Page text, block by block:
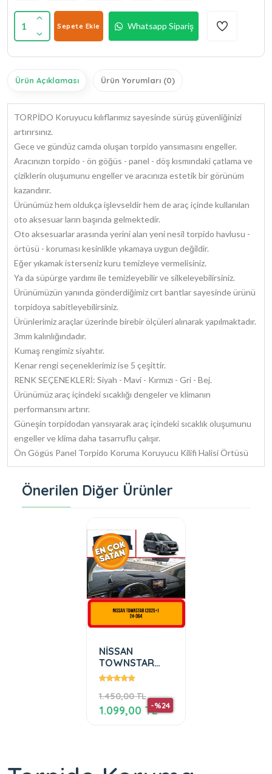
1 Sepete Ekle Whatsapp Sipariş
Ürün Açıklaması Ürün Yorumları (0)
TORPİDO Koruyucu kılıflarımız sayesinde sürüş güvenliğinizi
artırırsınız.
Gece ve gündüz camda oluşan torpido yansımasını engeller.
Aracınızın torpido - ön göğüs - panel - döş kısmındaki çatlama ve
çiziklerin oluşumunu engeller ve aracınıza estetik bir görünüm
kazandırır.
Ürünümüz hem oldukça işlevseldir hem de araç içinde kullanılan
oto aksesuar ların başında gelmektedir.
Oto aksesuarlar arasında yerini alan yeni nesil torpido havlusu -
örtüsü - koruması kesinlikle yıkamaya uygun değildir.
Eğer yıkamak isterseniz kuru temizleye vermelisiniz.
Ya da süpürge yardımı ile temizleyebilir ve silkeleyebilirsiniz.
Ürünümüzün yanında gönderdiğimiz cırt bantlar sayesinde ürünü
torpidoya sabitleyebilirsiniz.
Ürünlerimiz araçlar üzerinde birebir ölçüleri alınarak yapılmaktadır.
3mm kalınlığındadır.
Kumaş rengimiz siyahtır.
Kenar rengi seçeneklerimiz ise 5 çeşittir.
RENK SEÇENEKLERİ: Siyah - Mavi - Kırmızı - Gri - Bej.
Ürünümüz araç içindeki sıcaklığı dengeler ve klimanın
performansını artırır.
Güneşin torpidodan yansıyarak araç içindeki sıcaklık oluşumunu
engeller ve klima daha tasarruflu çalışır.
Ön Gögüs Panel Torpido Koruma Koruyucu Kilifi Halisi Örtüsü
Önerilen Diğer Ürünler
NİSSAN
TOWNSTAR
2025 +
1.450,00 TL
-%24
1.099,00 TL